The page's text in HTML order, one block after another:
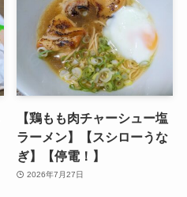
【鶏もも肉チャーシュー塩
ラーメン】【スシローうな
ぎ】【停電！】
2026年7月27日